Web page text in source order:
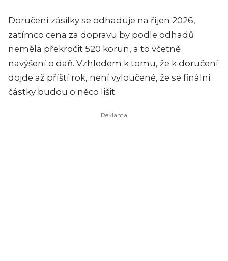
Doručení zásilky se odhaduje na říjen 2026,
zatímco cena za dopravu by podle odhadů
neměla překročit 520 korun, a to včetně
navýšení o daň. Vzhledem k tomu, že k doručení
dojde až příští rok, není vyloučené, že se finální
částky budou o něco lišit.